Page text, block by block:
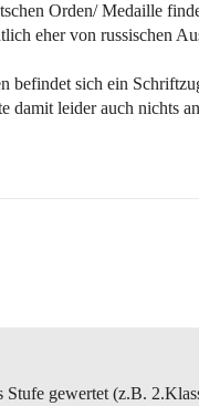
Orden/ Medaille
eher von russischen
befindet sich ein
leider auch nichts
gewertet (z.B.